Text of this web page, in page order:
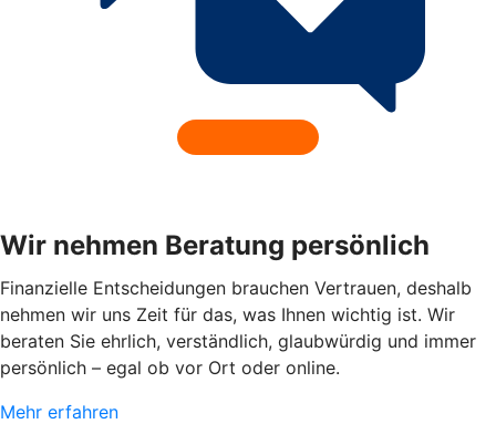
Wir nehmen Beratung persönlich
Finanzielle Entscheidungen brauchen Vertrauen, deshalb
nehmen wir uns Zeit für das, was Ihnen wichtig ist. Wir
beraten Sie ehrlich, verständlich, glaubwürdig und immer
persönlich – egal ob vor Ort oder online.
Mehr erfahren